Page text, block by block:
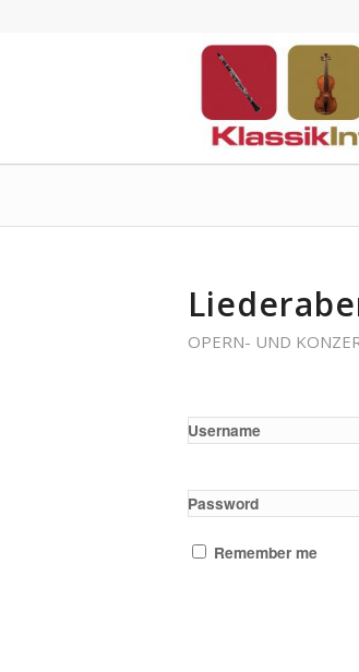
OPERN- UND
Username
Password
Remember me